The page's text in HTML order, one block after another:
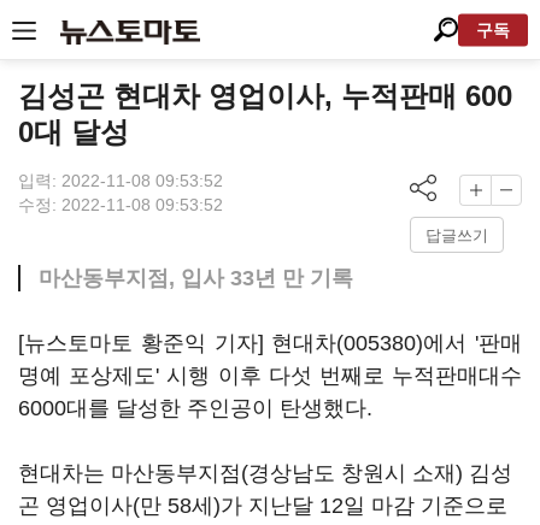
구독
김성곤 현대차 영업이사, 누적판매 600
0대 달성
입력: 2022-11-08 09:53:52
수정: 2022-11-08 09:53:52
답글쓰기
마산동부지점, 입사 33년 만 기록
[뉴스토마토 황준익 기자] 현대차(005380)에서 '판매
명예 포상제도' 시행 이후 다섯 번째로 누적판매대수
6000대를 달성한 주인공이 탄생했다.
현대차는 마산동부지점(경상남도 창원시 소재) 김성
곤 영업이사(만 58세)가 지난달 12일 마감 기준으로